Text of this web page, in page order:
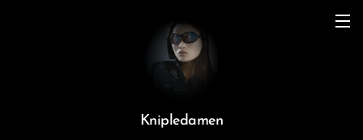
Knipledamen